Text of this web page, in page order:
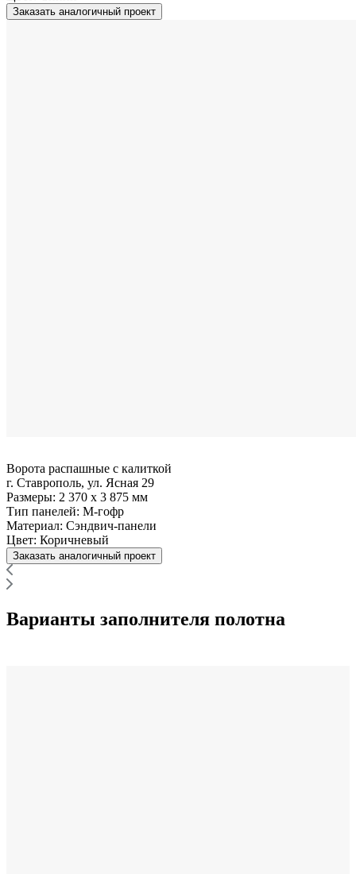
Заказать аналогичный проект
Ворота распашные с калиткой
г. Ставрополь, ул. Ясная 29
Размеры: 2 370 x 3 875 мм
Тип панелей: M-гофр
Материал: Сэндвич-панели
Цвет: Коричневый
Заказать аналогичный проект
Варианты заполнителя полотна